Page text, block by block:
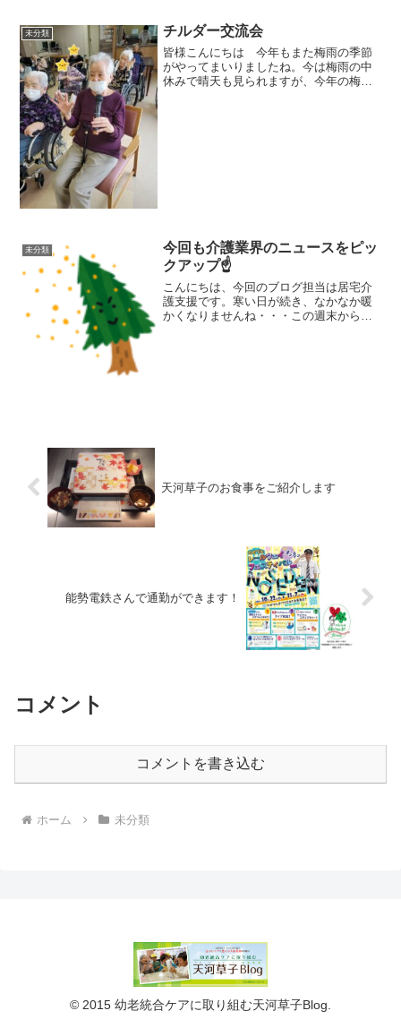
未分類 チルダー交流会
皆様こんにちは 今年もまた梅雨の季節
がやってまいりましたね。今は梅雨の中
休みで晴天も見られますが、今年の梅雨
未分類
今回も介護業界のニュースをピッ
クアップ☝
こんにちは、今回のブログ担当は居宅介
護支援です。寒い日が続き、なかなか暖
かくなりませんね・・・この週末から暖
天河草子のお食事をご紹介します
能勢電鉄さんで通勤ができます！
コメント
コメントを書き込む
ホーム 未分類
© 2015 幼老統合ケアに取り組む天河草子Blog.